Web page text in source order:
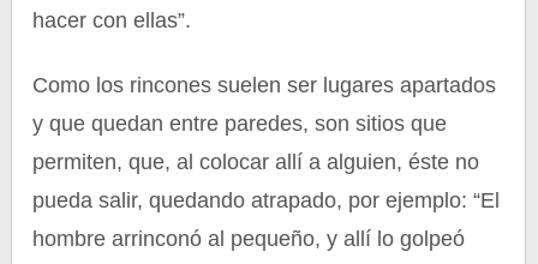
hacer con ellas”.
Como los rincones suelen ser lugares apartados
y que quedan entre paredes, son sitios que
permiten, que, al colocar allí a alguien, éste no
pueda salir, quedando atrapado, por ejemplo: “El
hombre arrinconó al pequeño, y allí lo golpeó